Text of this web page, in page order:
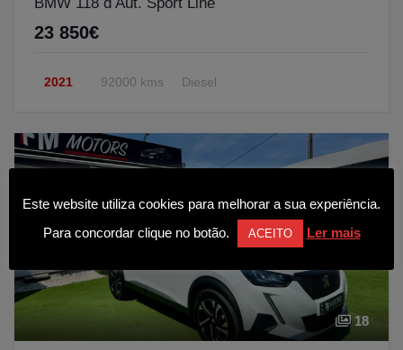
23 850€
2021 92000 kms Diesel
18
Este website utiliza cookies para melhorar a sua experiência.
Para concordar clique no botão.
ACEITO Ler mais